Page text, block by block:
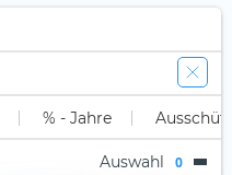
% - Jahre
Auswahl 0